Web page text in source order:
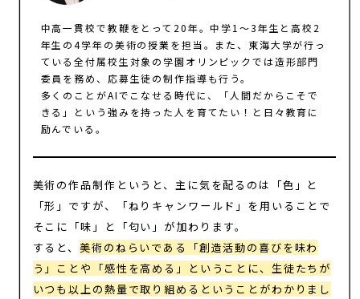
中高一貫校で教鞭をとって20年。中学1～3年生と高校2
年生の4学年の美術の授業を担当。また、東海大学が行っ
ている全付属校生対象の学園オリンピックでは造形部門
委員を務め、応募生徒の制作指導も行う。
多くのことがAIでこなせる時代に、「人間だからこそで
きる」という強みを持った人を育てたい！と日々教育に
励んでいる。
美術の作品制作というと、主に気を配るのは「色」と
「形」ですが、「ねりキャンワールド」を用いることで
そこに「味」と「匂い」が加わります。​
すると、美術のねらいである「創造活動の喜びを味わ
う」ことや「感性を高める」ということに、生徒たちが
いつも以上の熱量で取り組めるということがわかりまし